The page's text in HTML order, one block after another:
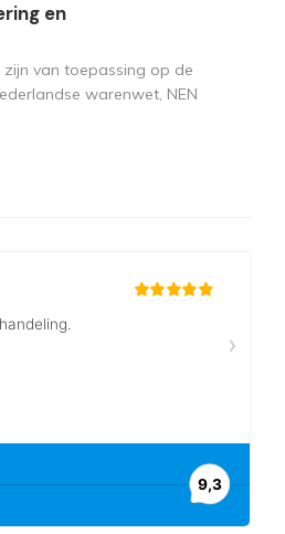
en
van toepassing op de
warenwet, NEN